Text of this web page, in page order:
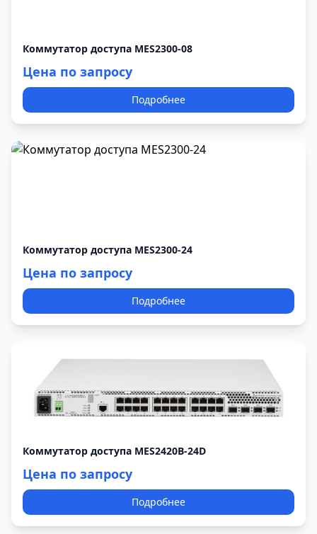
Коммутатор доступа MES2300-08
Цена по запросу
Подробнее
Коммутатор доступа MES2300-24
Цена по запросу
Подробнее
Коммутатор доступа MES2420B-24D
Цена по запросу
Подробнее